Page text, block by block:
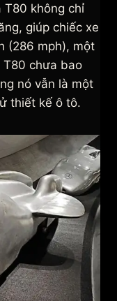
T80 không chỉ
giúp chiếc xe
(286 mph), một
T80 chưa bao
nó vẫn là một
thiết kế ô tô.